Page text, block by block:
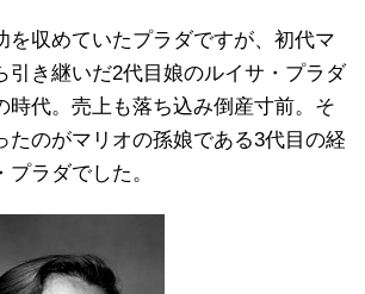
を収めていたプラダですが、初代マ
引き継いだ2代目娘のルイサ・プラダ
時代。売上も落ち込み倒産寸前。そ
たのがマリオの孫娘である3代目の経
ラダでした。